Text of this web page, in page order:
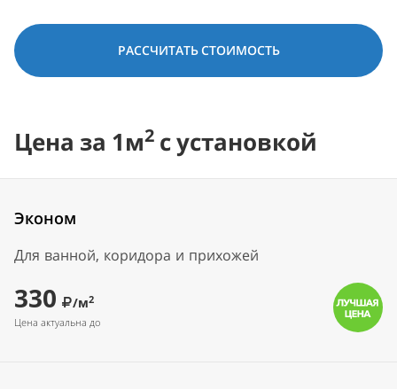
РАССЧИТАТЬ СТОИМОСТЬ
Цена за 1м2 с установкой
Эконом
Для ванной, коридора и прихожей
330 /м2
Цена актуальна до